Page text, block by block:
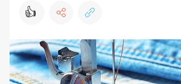
👍